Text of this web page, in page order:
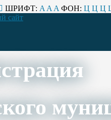
ШРИФТ: A A A ФОН: Ц Ц Ц
сайт